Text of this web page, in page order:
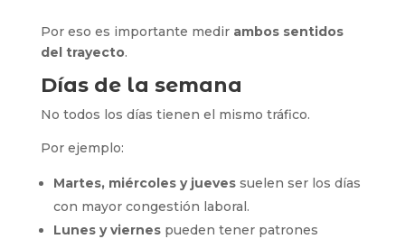
Por eso es importante medir ambos sentidos
del trayecto.
Días de la semana
No todos los días tienen el mismo tráfico.
Por ejemplo:
Martes, miércoles y juevessuelen ser los días
con mayor congestión laboral.
Lunes y viernespueden tener patrones